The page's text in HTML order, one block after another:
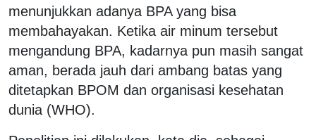
menunjukkan adanya BPA yang bisa
membahayakan. Ketika air minum tersebut
mengandung BPA, kadarnya pun masih sangat
aman, berada jauh dari ambang batas yang
ditetapkan BPOM dan organisasi kesehatan
dunia (WHO).